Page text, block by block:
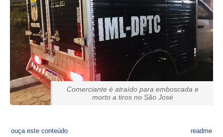
Comerciante é atraído para emboscada e
morto a tiros no São José
ouça este conteúdo readme